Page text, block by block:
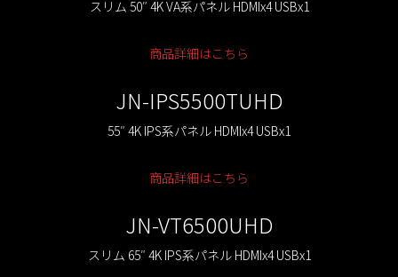
スリム 50″ 4K VA系パネル HDMIx4 USBx1
商品詳細はこちら
JN-IPS5500TUHD
55″ 4K IPS系パネル HDMIx4 USBx1
商品詳細はこちら
JN-VT6500UHD
スリム 65″ 4K IPS系パネル HDMIx4 USBx1